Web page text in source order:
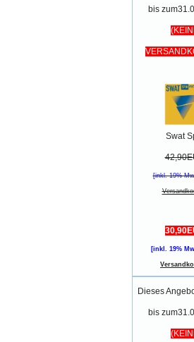
bis
Swat
[inkl. 19%
[inkl. 19%
Dieses
bis